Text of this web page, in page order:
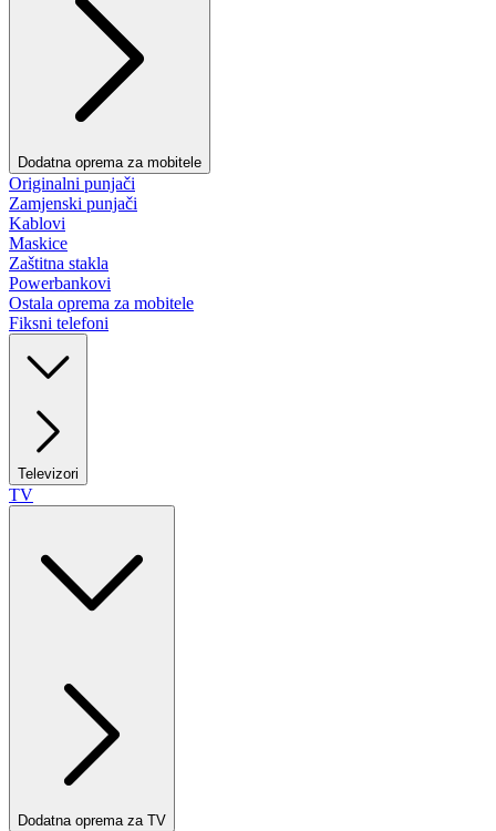
Dodatna oprema za mobitele
Originalni punjači
Zamjenski punjači
Kablovi
Maskice
Zaštitna stakla
Powerbankovi
Ostala oprema za mobitele
Fiksni telefoni
Televizori
TV
Dodatna oprema za TV